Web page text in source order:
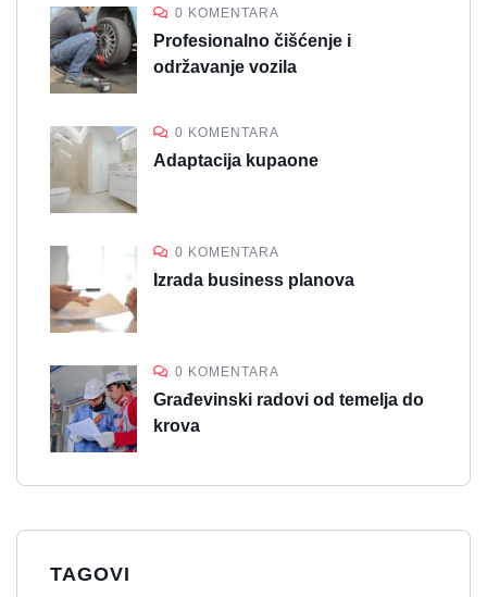
0 KOMENTARA
Profesionalno čišćenje i
održavanje vozila
0 KOMENTARA
Adaptacija kupaone
0 KOMENTARA
Izrada business planova
0 KOMENTARA
Građevinski radovi od temelja do
krova
TAGOVI